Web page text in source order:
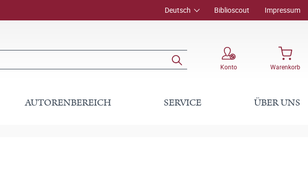
Deutsch Biblioscout Impressum
Konto Warenkorb
AUTORENBEREICH SERVICE ÜBER UNS